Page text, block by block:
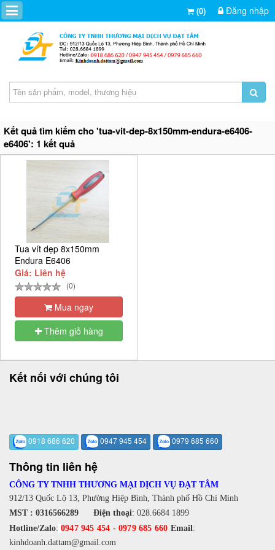
(0) Đăng nhập
Kết quả tìm kiếm cho 'tua-vit-dep-8x150mm-endura-e6406-
e6406': 1 kết quả
Tua vít dẹp 8x150mm
Endura E6406
Giá: Liên hệ
(0)
Mua ngay
Thêm giỏ hàng
Kết nối với chúng tôi
0918 686 620 0947 945 454 0979 685 660
Thông tin liên hệ
CÔNG TY TNHH THƯƠNG MẠI DỊCH VỤ ĐẠT TÂM
912/13 Quốc Lộ 13, Phường Hiệp Bình, Thành phố Hồ Chí Minh
MST : 0316566289 Điện thoại: 028.6684 1899
Hotline/Zalo: 0947 945 454 -0979 685 660 Email :
kinhdoanh.dattam@gmail.com